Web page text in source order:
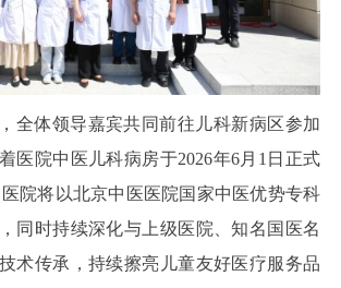
全体领导嘉宾共同前往儿科新病区参加
医院中医儿科病房于2026年6月1日正式
院将以北京中医医院国家中医优势专科
同时持续深化与上级医院、知名国医名
术传承，持续擦亮儿童友好医疗服务品